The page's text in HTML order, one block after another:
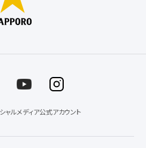
ャルメディア公式アカウント